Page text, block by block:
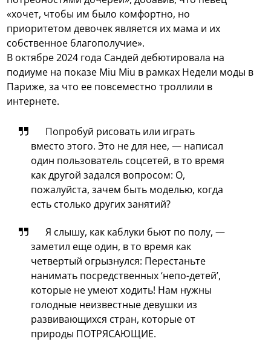
«хочет, чтобы им было комфортно, но
приоритетом девочек является их мама и их
собственное благополучие».
В октябре 2024 года Сандей дебютировала на
подиуме на показе Miu Miu в рамках Недели моды в
Париже, за что ее повсеместно троллили в
интернете.
Попробуй рисовать или играть
вместо этого. Это не для нее, — написал
один пользователь соцсетей, в то время
как другой задался вопросом: О,
пожалуйста, зачем быть моделью, когда
есть столько других занятий?
Я слышу, как каблуки бьют по полу, —
заметил еще один, в то время как
четвертый огрызнулся: Перестаньте
нанимать посредственных ‘непо-детей’,
которые не умеют ходить! Нам нужны
голодные неизвестные девушки из
развивающихся стран, которые от
природы ПОТРЯСАЮЩИЕ.